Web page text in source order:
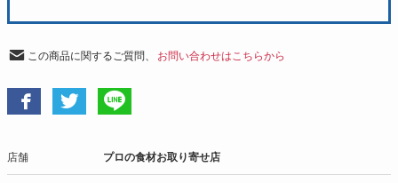
この商品に関するご質問、 お問い合わせはこちらから
店舗 プロの食材お取り寄せ店